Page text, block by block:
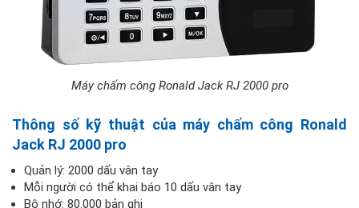
Máy chấm công Ronald Jack RJ 2000 pro
Thông số kỹ thuật của máy chấm công Ronald
Jack RJ 2000 pro
Quản lý: 2000 dấu vân tay
Mỗi người có thể khai báo 10 dấu vân tay
Bộ nhớ: 80.000 bản ghi